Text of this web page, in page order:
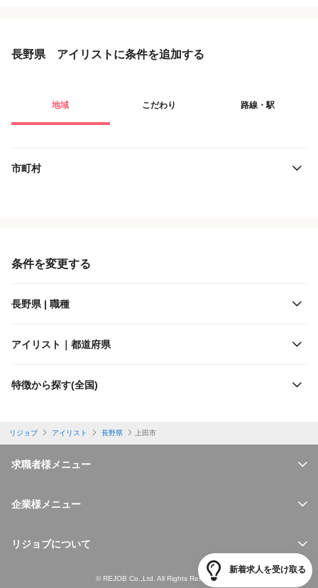
長野県 アイリストに条件を追加する
地域 こだわり 路線・駅
市町村
条件を変更する
長野県 | 職種
アイリスト｜都道府県
特徴から探す(全国)
リジョブ アイリスト 長野県 上田市
新着求人を受け取る
求職者様メニュー
企業様メニュー
リジョブについて
© REJOB Co.,Ltd. All Rights Reserved.